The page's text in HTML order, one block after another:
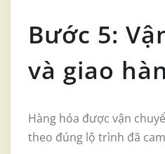
Bước 5:
và giao
Hàng hóa được vận
theo đúng lộ trình đã